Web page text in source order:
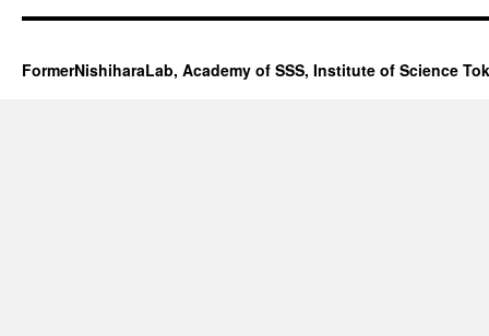
FormerNishiharaLab, Academy of SSS, Institute of Science